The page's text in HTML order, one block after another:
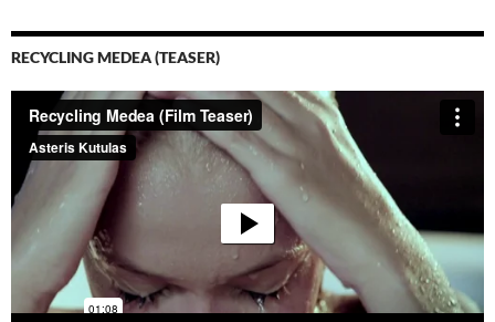
RECYCLING MEDEA (TEASER)
Player